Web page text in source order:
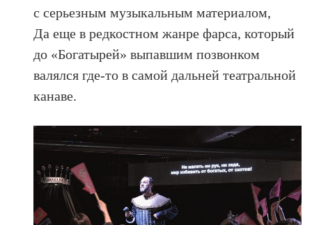
с серьезным музыкальным материалом,
Да еще в редкостном жанре фарса, который
до «Богатырей» выпавшим позвонком
валялся где-то в самой дальней театральной
канаве.